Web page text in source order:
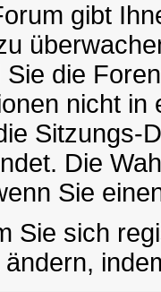
gibt
Sie die
nicht in
Sitzungs-
Die
Sie
Sie sich
ändern,